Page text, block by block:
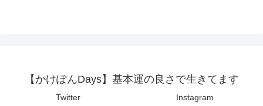
【かけぽんDays】基本運の良さで生きてます
Twitter
Instagram